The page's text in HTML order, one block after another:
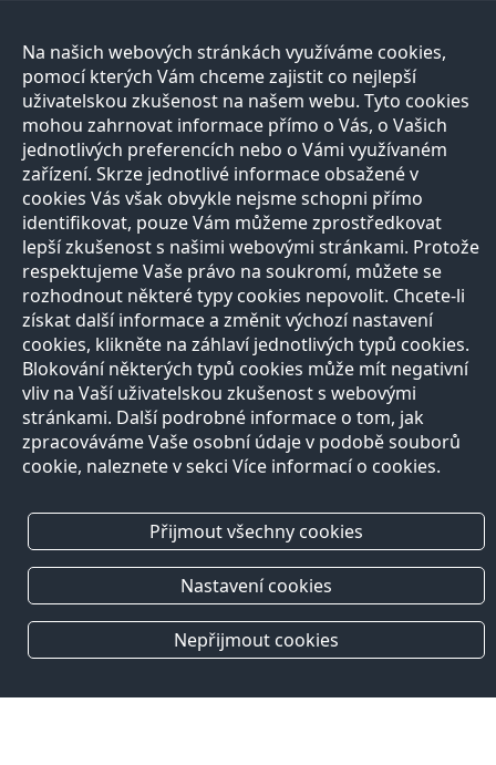
Na našich webových stránkách využíváme cookies,
pomocí kterých Vám chceme zajistit co nejlepší
uživatelskou zkušenost na našem webu. Tyto cookies
mohou zahrnovat informace přímo o Vás, o Vašich
jednotlivých preferencích nebo o Vámi využívaném
zařízení. Skrze jednotlivé informace obsažené v
cookies Vás však obvykle nejsme schopni přímo
identifikovat, pouze Vám můžeme zprostředkovat
lepší zkušenost s našimi webovými stránkami. Protože
respektujeme Vaše právo na soukromí, můžete se
rozhodnout některé typy cookies nepovolit. Chcete-li
získat další informace a změnit výchozí nastavení
cookies, klikněte na záhlaví jednotlivých typů cookies.
Blokování některých typů cookies může mít negativní
vliv na Vaší uživatelskou zkušenost s webovými
stránkami. Další podrobné informace o tom, jak
zpracováváme Vaše osobní údaje v podobě souborů
cookie, naleznete v sekci Více informací o cookies.
Přijmout všechny cookies
Nastavení cookies
Nepřijmout cookies